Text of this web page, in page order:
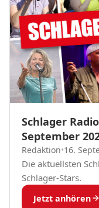
Schlager
September
Redaktion•16.
Die aktuellsten
Schlager-Stars.
Jetzt anhören